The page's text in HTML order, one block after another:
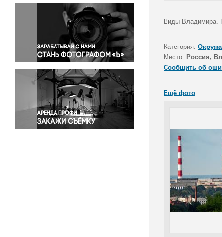
Окружающая среда
Политика
Правосудие
Происшествия и конфликты
Религия
Светская жизнь
Спорт
Экология
Экономика и бизнес
Виды Владимира.
Категория:
Место: Россия,
Сообщить об
Ещё фото